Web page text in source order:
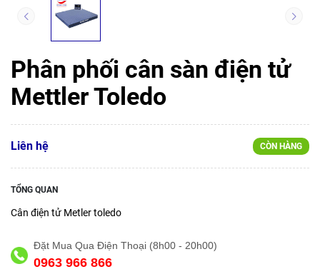
Phân phối cân sàn điện tử
Mettler Toledo
Liên hệ CÒN HÀNG
TỔNG QUAN
Cân điện tử Metler toledo
Đặt Mua Qua Điện Thoại (8h00 - 20h00)
0963 966 866